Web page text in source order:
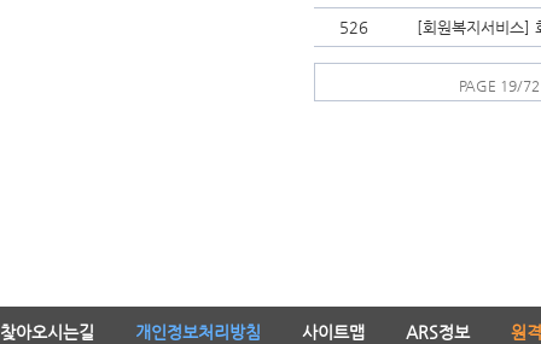
526 [회원복지서비스]
PAGE 19/72
찾아오시는길 개인정보처리방침 사이트맵 ARS정보 원